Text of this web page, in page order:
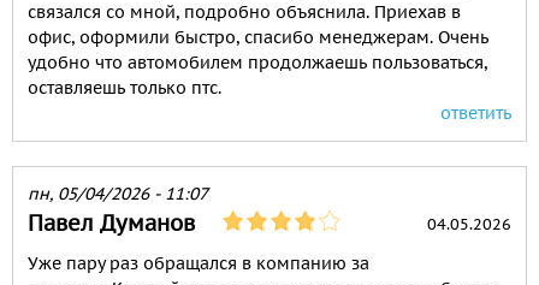
связался со мной, подробно объяснила. Приехав в
офис, оформили быстро, спасибо менеджерам. Очень
удобно что автомобилем продолжаешь пользоваться,
оставляешь только птс.
ответить
пн, 05/04/2026 - 11:07
Павел Думанов 04.05.2026
Уже пару раз обращался в компанию за